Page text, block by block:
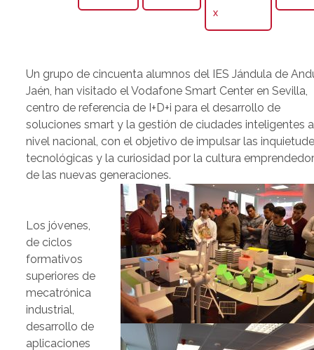
X
Un grupo de cincuenta alumnos del IES Jándula de
Jaén, han visitado el Vodafone Smart Center en Sevilla,
centro de referencia de I+D+i para el desarrollo de
soluciones smart y la gestión de ciudades inteligentes a
nivel nacional, con el objetivo de impulsar las
tecnológicas y la curiosidad por la cultura
de las nuevas generaciones.
Los jóvenes,
de ciclos
formativos
superiores de
mecatrónica
industrial,
desarrollo de
aplicaciones